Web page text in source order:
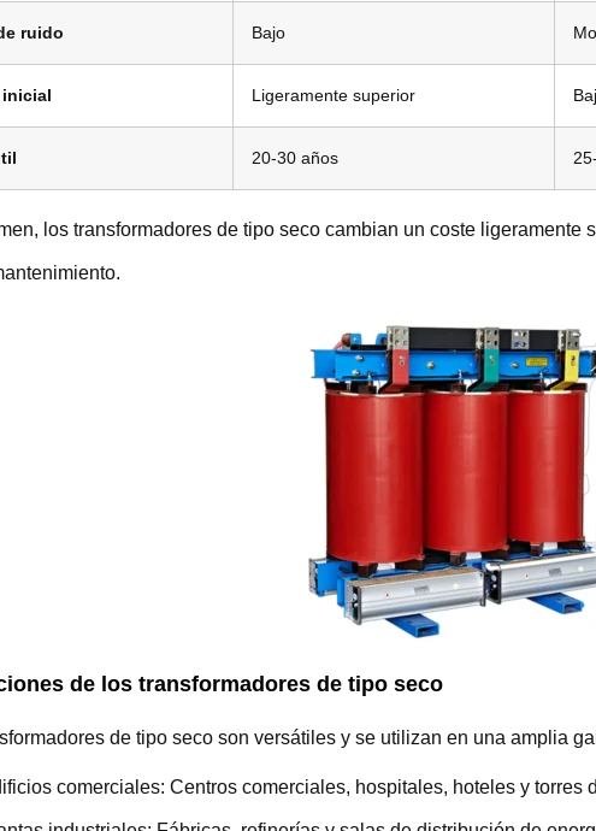
ruido Bajo
Ligeramente superior
20-30 años
los transformadores de tipo seco cambian un coste ligeramente
de los transformadores de tipo seco
de tipo seco son versátiles y se utilizan en una amplia
comerciales: Centros comerciales, hospitales, hoteles y torres